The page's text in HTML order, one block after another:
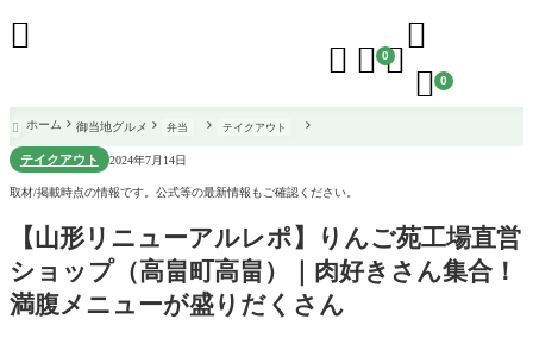
  0

 0

 ホーム 御当地グルメ 弁当 テイクアウト
テイクアウト 2024年7月14日
取材/掲載時点の情報です。公式等の最新情報もご確認ください。
【山形リニューアルレポ】りんご苑工場直営
ショップ（高畠町高畠）｜肉好きさん集合！
満腹メニューが盛りだくさん